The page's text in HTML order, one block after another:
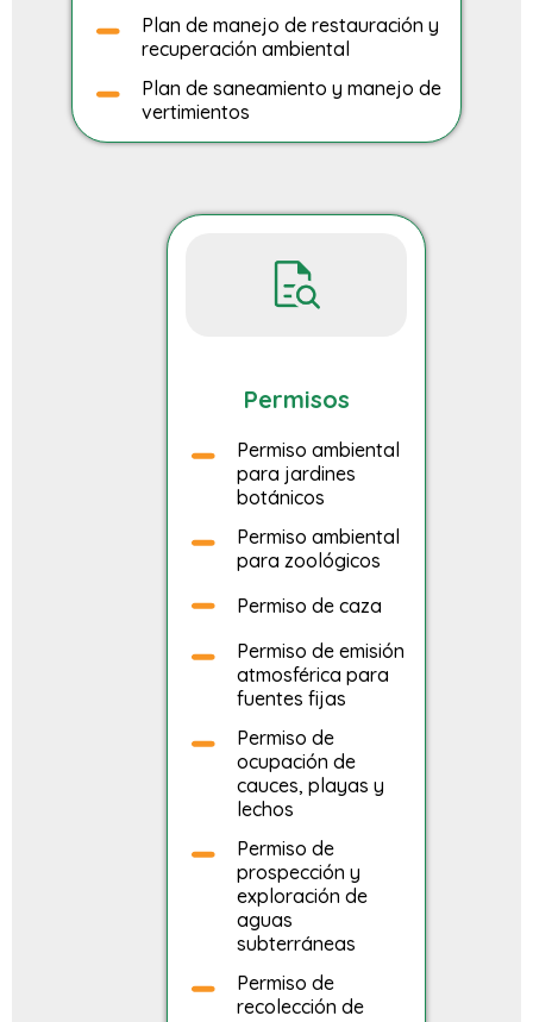
Plan de manejo de restauración y
recuperación ambiental
Plan de saneamiento y manejo de
vertimientos
Permisos
Permiso ambiental
para jardines
botánicos
Permiso ambiental
para zoológicos
Permiso de caza
Permiso de emisión
atmosférica para
fuentes fijas
Permiso de
ocupación de
cauces, playas y
lechos
Permiso de
prospección y
exploración de
aguas
subterráneas
Permiso de
recolección de